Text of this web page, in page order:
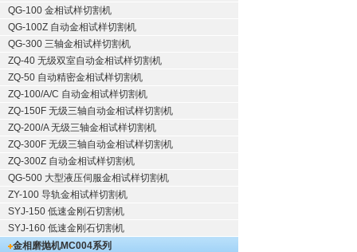
QG-100 金相试样切割机
QG-100Z 自动金相试样切割机
QG-300 三轴金相试样切割机
ZQ-40 无级双室自动金相试样切割机
ZQ-50 自动精密金相试样切割机
ZQ-100/A/C 自动金相试样切割机
ZQ-150F 无级三轴自动金相试样切割机
ZQ-200/A 无级三轴金相试样切割机
ZQ-300F 无级三轴自动金相试样切割机
ZQ-300Z 自动金相试样切割机
QG-500 大型液压伺服金相试样切割机
ZY-100 导轨金相试样切割机
SYJ-150 低速金刚石切割机
SYJ-160 低速金刚石切割机
金相磨抛机MC004系列